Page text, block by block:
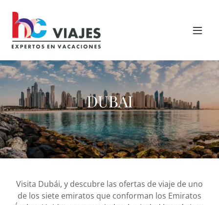
DUBAI
Visita Dubái, y descubre las ofertas de viaje de uno
de los siete emiratos que conforman los Emiratos